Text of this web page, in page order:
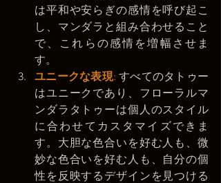
は平和や安らぎの感情を呼び起こ
し、マンダラと組み合わせること
で、これらの感情を増幅させま
す。
ユニークな表現: すべてのタトゥー
はユニークであり、フローラルマ
ンダラタトゥーは個人のスタイル
に合わせてカスタマイズできま
す。大胆な色合いを好む人も、微
妙な色合いを好む人も、自分の個
性を反映するデザインを見つける